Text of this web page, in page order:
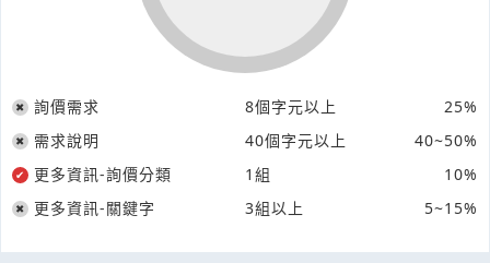
詢價需求 8個字元以上
25%
需求說明
40個字元以上
40~50%
更多資訊-詢價分類
1組
10%
更多資訊-關鍵字
3組以上 5~15%